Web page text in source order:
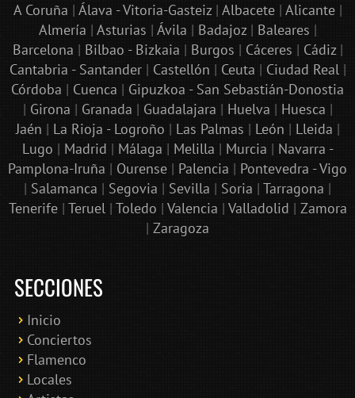
A Coruña | Álava - Vitoria-Gasteiz| Albacete| Alicante|
Almería | Asturias | Ávila | Badajoz| Baleares |
Barcelona | Bilbao - Bizkaia | Burgos | Cáceres | Cádiz|
Cantabria - Santander| Castellón | Ceuta | Ciudad Real|
Córdoba | Cuenca | Gipuzkoa - San Sebastián-Donostia
| Girona | Granada | Guadalajara | Huelva | Huesca |
Jaén | La Rioja - Logroño | Las Palmas | León | Lleida |
Lugo | Madrid | Málaga | Melilla | Murcia | Navarra -
Pamplona-Iruña | Ourense | Palencia | Pontevedra - Vigo
| Salamanca | Segovia | Sevilla | Soria | Tarragona |
Tenerife| Teruel| Toledo | Valencia | Valladolid | Zamora
| Zaragoza
SECCIONES
Inicio
Conciertos
Flamenco
Locales